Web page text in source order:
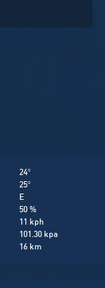
24°
25°
E
50 %
11 kph
101.30 kpa
16 km